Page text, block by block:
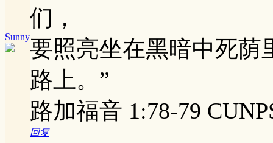
Sunny
们，
要照亮坐在黑暗中死荫
路上。”
路加福音‬ ‭1:78-79‬
回复